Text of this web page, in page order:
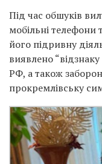
Під час обшуків
мобільні телефони
його підривну
виявлено
РФ, а також
прокремлівську